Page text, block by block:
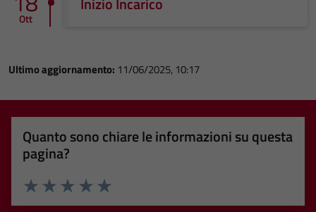
Ott
Ultimo aggiornamento: 11/06/2025, 10:17
Quanto sono chiare le informazioni su questa
pagina?
Valuta 5 stelle su 5
Valuta 4 stelle su 5
Valuta 3 stelle su 5
Valuta 2 stelle su 5
Valuta 1 stelle su 5